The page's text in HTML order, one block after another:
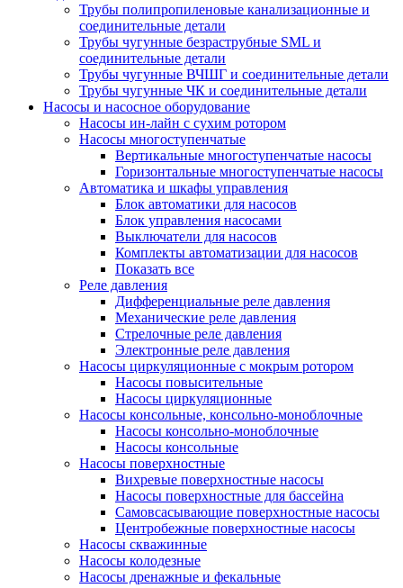
Трубы полипропиленовые канализационные и
соединительные детали
Трубы чугунные безраструбные SML и
соединительные детали
Трубы чугунные ВЧШГ и соединительные детали
Трубы чугунные ЧК и соединительные детали
Насосы и насосное оборудование
Насосы ин-лайн с сухим ротором
Насосы многоступенчатые
Вертикальные многоступенчатые насосы
Горизонтальные многоступенчатые насосы
Автоматика и шкафы управления
Блок автоматики для насосов
Блок управления насосами
Выключатели для насосов
Комплекты автоматизации для насосов
Показать все
Реле давления
Дифференциальные реле давления
Механические реле давления
Стрелочные реле давления
Электронные реле давления
Насосы циркуляционные с мокрым ротором
Насосы повысительные
Насосы циркуляционные
Насосы консольные, консольно-моноблочные
Насосы консольно-моноблочные
Насосы консольные
Насосы поверхностные
Вихревые поверхностные насосы
Насосы поверхностные для бассейна
Самовсасывающие поверхностные насосы
Центробежные поверхностные насосы
Насосы скважинные
Насосы колодезные
Насосы дренажные и фекальные